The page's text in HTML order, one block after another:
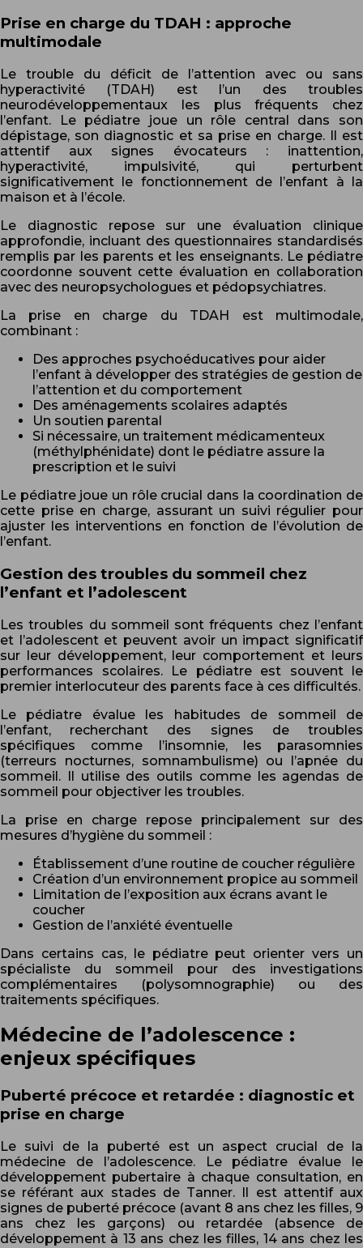
Prise en charge du TDAH : approche
multimodale
Le trouble du déficit de l’attention avec ou sans
hyperactivité (TDAH) est l’un des troubles
neurodéveloppementaux les plus fréquents chez
l’enfant. Le pédiatre joue un rôle central dans son
dépistage, son diagnostic et sa prise en charge. Il est
attentif aux signes évocateurs : inattention,
hyperactivité, impulsivité, qui perturbent
significativement le fonctionnement de l’enfant à la
maison et à l’école.
Le diagnostic repose sur une évaluation clinique
approfondie, incluant des questionnaires standardisés
remplis par les parents et les enseignants. Le pédiatre
coordonne souvent cette évaluation en collaboration
avec des neuropsychologues et pédopsychiatres.
La prise en charge du TDAH est multimodale,
combinant :
Des approches psychoéducatives pour aider
l’enfant à développer des stratégies de gestion de
l’attention et du comportement
Des aménagements scolaires adaptés
Un soutien parental
Si nécessaire, un traitement médicamenteux
(méthylphénidate) dont le pédiatre assure la
prescription et le suivi
Le pédiatre joue un rôle crucial dans la coordination de
cette prise en charge, assurant un suivi régulier pour
ajuster les interventions en fonction de l’évolution de
l’enfant.
Gestion des troubles du sommeil chez
l’enfant et l’adolescent
Les troubles du sommeil sont fréquents chez l’enfant
et l’adolescent et peuvent avoir un impact significatif
sur leur développement, leur comportement et leurs
performances scolaires. Le pédiatre est souvent le
premier interlocuteur des parents face à ces difficultés.
Le pédiatre évalue les habitudes de sommeil de
l’enfant, recherchant des signes de troubles
spécifiques comme l’insomnie, les parasomnies
(terreurs nocturnes, somnambulisme) ou l’apnée du
sommeil. Il utilise des outils comme les agendas de
sommeil pour objectiver les troubles.
La prise en charge repose principalement sur des
mesures d’hygiène du sommeil :
Établissement d’une routine de coucher régulière
Création d’un environnement propice au sommeil
Limitation de l’exposition aux écrans avant le
coucher
Gestion de l’anxiété éventuelle
Dans certains cas, le pédiatre peut orienter vers un
spécialiste du sommeil pour des investigations
complémentaires (polysomnographie) ou des
traitements spécifiques.
Médecine de l’adolescence :
enjeux spécifiques
Puberté précoce et retardée : diagnostic et
prise en charge
Le suivi de la puberté est un aspect crucial de la
médecine de l’adolescence. Le pédiatre évalue le
développement pubertaire à chaque consultation, en
se référant aux stades de Tanner. Il est attentif aux
signes de puberté précoce (avant 8 ans chez les filles, 9
ans chez les garçons) ou retardée (absence de
développement à 13 ans chez les filles, 14 ans chez les